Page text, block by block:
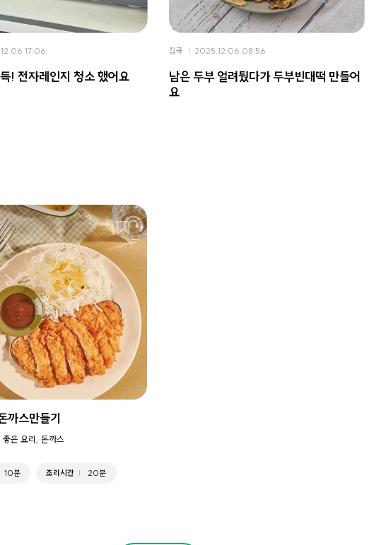
17:06
! 전자레인지 청소 했어요
집쿡 2025.12.06 08:56
남은 두부 얼려뒀다가 두부빈대떡 만들어
요
까스만들기
좋은 요리, 돈까스
10분 조리시간 20분